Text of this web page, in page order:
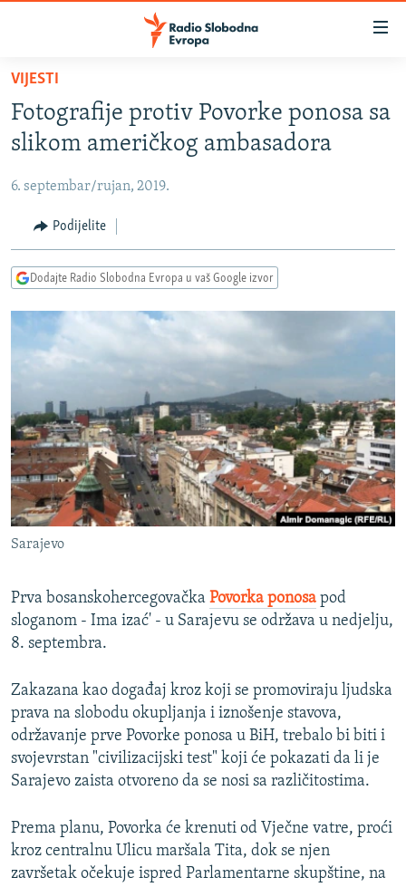
Pređite
glavni
sadržaj
na
navigaciju
Pređite
na
BOSNA I HERCEGOVINA
KOSOVO
CRNA GORA
VIDEO
INFOGRAFIKE
PODCASTI
RAT U UKRAJINI
KINA NA BALKANU
RSE PRIČE IZ SVIJETA
ISPRIČAJ MI
DNEVNO@RSE
SPECIJALI RSE
VIŠE OD NASLOVA
GENOCID U SREBRENICI
POPLAVE I KLIZIŠTA U BIH 2024.
TV LIBERTY
POST SCRIPTUM
MOJA EVROPA
TRI DECENIJE OD RATA U BIH
SVE KARTE DEJTONA
NASTANAK I RASPAD JUGOSLAVIJE
PRATITE NAS
Sve RFE/RL stranice
VIJESTI
Fotografije protiv Povorke ponosa sa
slikom američkog ambasadora
6. septembar/rujan, 2019.
Podijelite
Dodajte Radio Slobodna Evropa u vaš Google izvor
Sarajevo
Prva bosanskohercegovačka Povorka ponosa pod
sloganom - Ima izać' - u Sarajevu se održava u nedjelju,
8. septembra.
Zakazana kao događaj kroz koji se promoviraju ljudska
prava na slobodu okupljanja i iznošenje stavova,
održavanje prve Povorke ponosa u BiH, trebalo bi biti i
svojevrstan "civilizacijski test" koji će pokazati da li je
Sarajevo zaista otvoreno da se nosi sa različitostima.
Prema planu, Povorka će krenuti od Vječne vatre, proći
kroz centralnu Ulicu maršala Tita, dok se njen
završetak očekuje ispred Parlamentarne skupštine, na